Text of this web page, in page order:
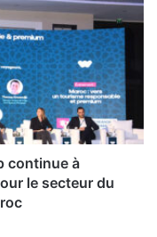
continue à
le secteur du